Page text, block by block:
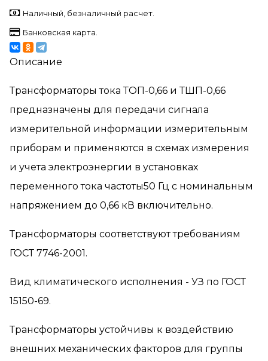
Наличный, безналичный расчет.
Банковская карта.
Описание
Трансформаторы тока ТОП-0,66 и ТШП-0,66
предназначены для передачи сигнала
измерительной информации измерительным
приборам и применяются в схемах измерения
и учета электроэнергии в установках
переменного тока частоты50 Гц с номинальным
напряжением до 0,66 кВ включительно.
Трансформаторы соответствуют требованиям
ГОСТ 7746-2001.
Вид климатического исполнения - УЗ по ГОСТ
15150-69.
Трансформаторы устойчивы к воздействию
внешних механических факторов для группы